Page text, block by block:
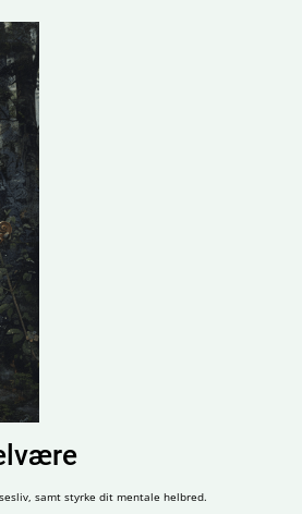
samt styrke dit mentale helbred.